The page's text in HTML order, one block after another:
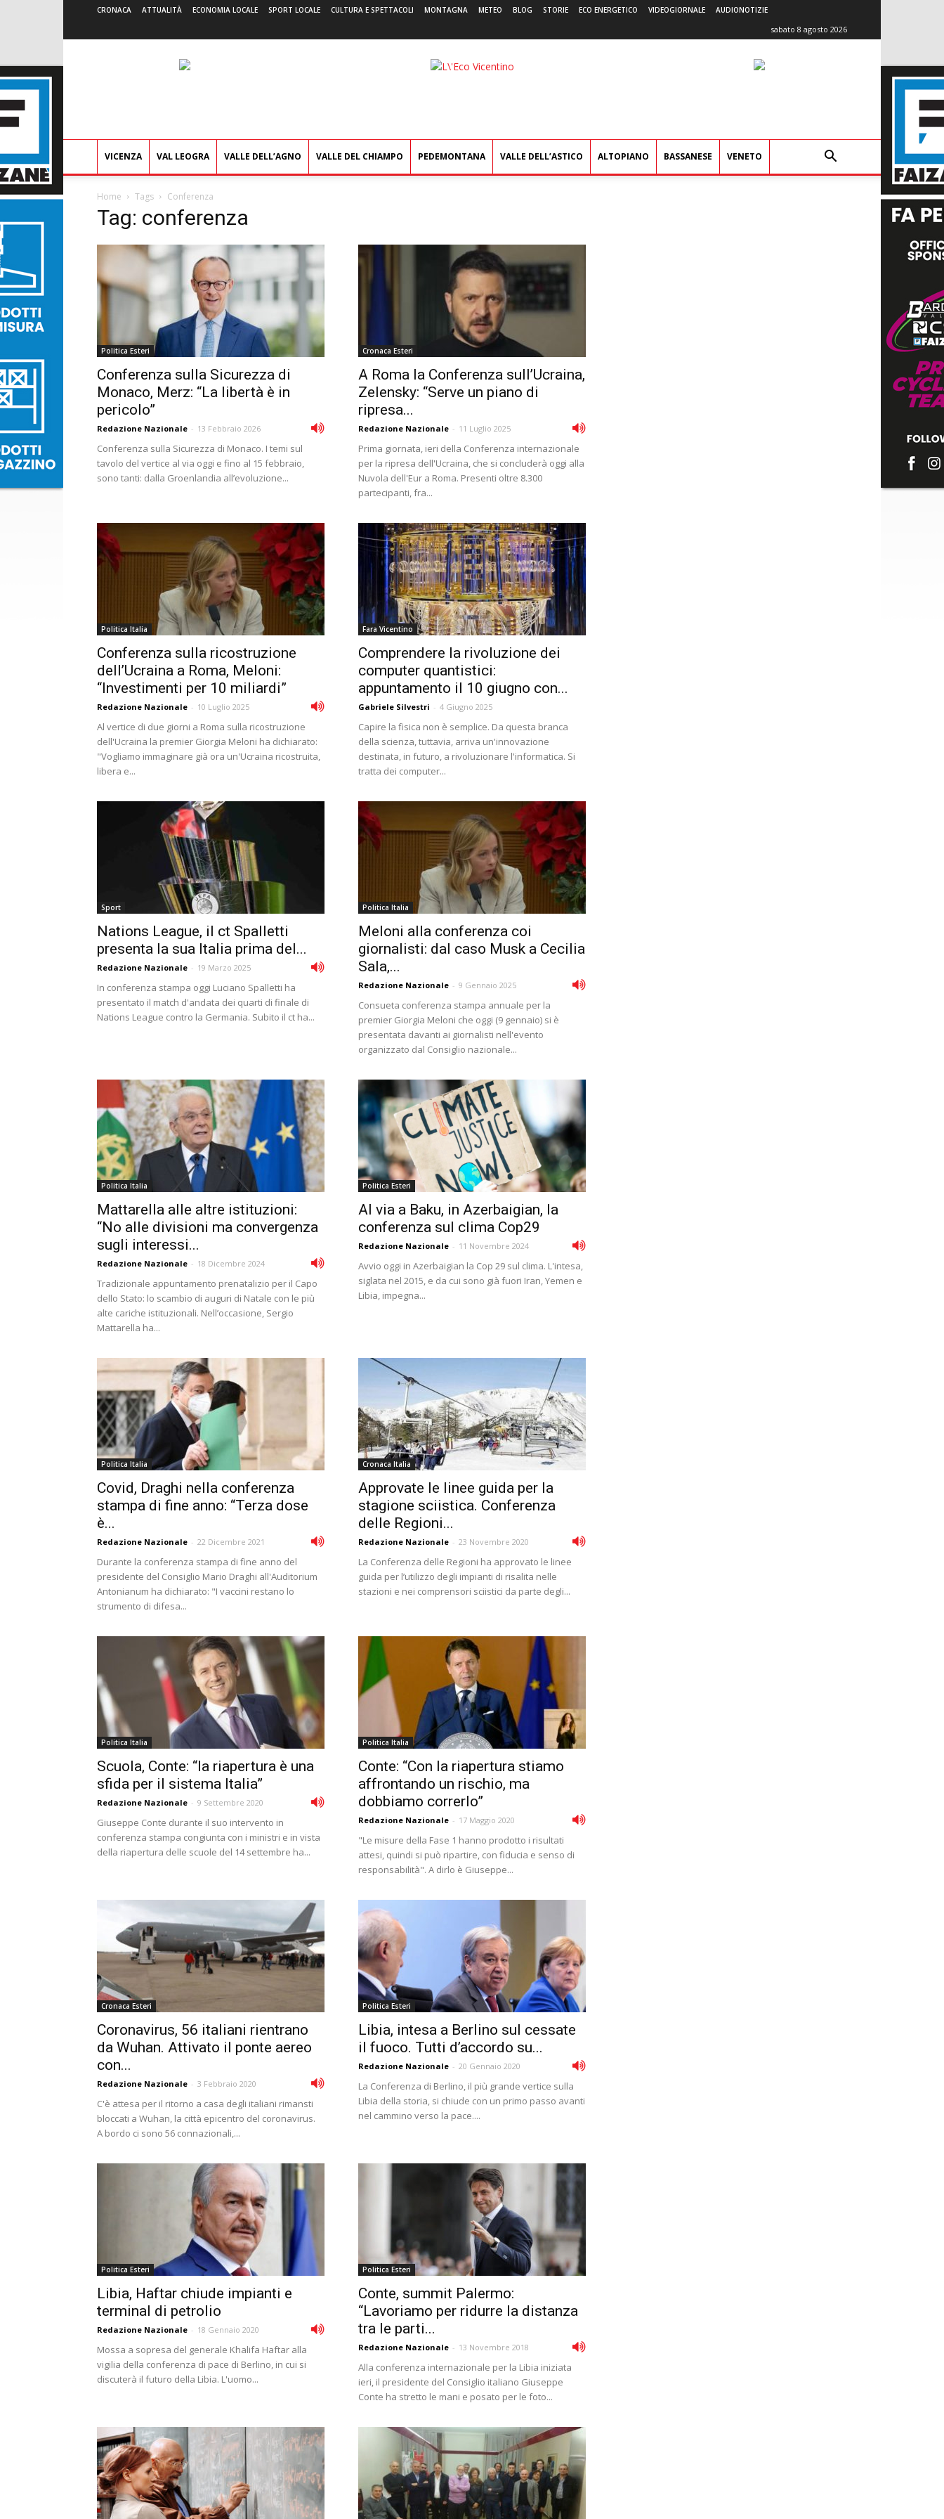
CRONACA ATTUALITÀ ECONOMIA LOCALE SPORT LOCALE CULTURA E SPETTACOLI MONTAGNA METEO BLOG STORIE ECO ENERGETICO VIDEOGIORNALE AUDIONOTIZIE
sabato 8 agosto 2026
L'Eco
VICENZA VAL LEOGRA VALLE DELL’AGNO VALLE DEL CHIAMPO PEDEMONTANA VALLE DELL’ASTICO ALTOPIANO BASSANESE VENETO
Home Tags Conferenza
Tag: conferenza
Politica Esteri
Conferenza sulla Sicurezza di
Monaco, Merz: “La libertà è in
pericolo”
Redazione Nazionale - 13 Febbraio 2026
Conferenza sulla Sicurezza di Monaco. I temi sul
tavolo del vertice al via oggi e fino al 15 febbraio,
sono tanti: dalla Groenlandia all’evoluzione...
Cronaca Esteri
A Roma la Conferenza sull’Ucraina,
Zelensky: “Serve un piano di
ripresa...
Redazione Nazionale - 11 Luglio 2025
Prima giornata, ieri della Conferenza internazionale
per la ripresa dell'Ucraina, che si concluderà oggi alla
Nuvola dell'Eur a Roma. Presenti oltre 8.300
partecipanti, fra...
Politica Italia
Conferenza sulla ricostruzione
dell’Ucraina a Roma, Meloni:
“Investimenti per 10 miliardi”
Redazione Nazionale - 10 Luglio 2025
Al vertice di due giorni a Roma sulla ricostruzione
dell'Ucraina la premier Giorgia Meloni ha dichiarato:
"Vogliamo immaginare già ora un'Ucraina ricostruita,
libera e...
Fara Vicentino
Comprendere la rivoluzione dei
computer quantistici:
appuntamento il 10 giugno con...
Gabriele Silvestri - 4 Giugno 2025
Capire la fisica non è semplice. Da questa branca
della scienza, tuttavia, arriva un'innovazione
destinata, in futuro, a rivoluzionare l'informatica. Si
tratta dei computer...
Sport
Nations League, il ct Spalletti
presenta la sua Italia prima del...
Redazione Nazionale - 19 Marzo 2025
In conferenza stampa oggi Luciano Spalletti ha
presentato il match d'andata dei quarti di finale di
Nations League contro la Germania. Subito il ct ha...
Politica Italia
Meloni alla conferenza coi
giornalisti: dal caso Musk a Cecilia
Sala,...
Redazione Nazionale - 9 Gennaio 2025
Consueta conferenza stampa annuale per la
premier Giorgia Meloni che oggi (9 gennaio) si è
presentata davanti ai giornalisti nell'evento
organizzato dal Consiglio nazionale...
Politica Italia
Mattarella alle altre istituzioni:
“No alle divisioni ma convergenza
sugli interessi...
Redazione Nazionale - 18 Dicembre 2024
Tradizionale appuntamento prenatalizio per il Capo
dello Stato: lo scambio di auguri di Natale con le più
alte cariche istituzionali. Nell’occasione, Sergio
Mattarella ha...
Politica Esteri
Al via a Baku, in Azerbaigian, la
conferenza sul clima Cop29
Redazione Nazionale - 11 Novembre 2024
Avvio oggi in Azerbaigian la Cop 29 sul clima. L'intesa,
siglata nel 2015, e da cui sono già fuori Iran, Yemen e
Libia, impegna...
Politica Italia
Covid, Draghi nella conferenza
stampa di fine anno: “Terza dose
è...
Redazione Nazionale - 22 Dicembre 2021
Durante la conferenza stampa di fine anno del
presidente del Consiglio Mario Draghi all'Auditorium
Antonianum ha dichiarato: "I vaccini restano lo
strumento di difesa...
Cronaca Italia
Approvate le linee guida per la
stagione sciistica. Conferenza
delle Regioni...
Redazione Nazionale - 23 Novembre 2020
La Conferenza delle Regioni ha approvato le linee
guida per l’utilizzo degli impianti di risalita nelle
stazioni e nei comprensori sciistici da parte degli...
Politica Italia
Scuola, Conte: “la riapertura è una
sfida per il sistema Italia”
Redazione Nazionale - 9 Settembre 2020
Giuseppe Conte durante il suo intervento in
conferenza stampa congiunta con i ministri e in vista
della riapertura delle scuole del 14 settembre ha...
Politica Italia
Conte: “Con la riapertura stiamo
affrontando un rischio, ma
dobbiamo correrlo”
Redazione Nazionale - 17 Maggio 2020
"Le misure della Fase 1 hanno prodotto i risultati
attesi, quindi si può ripartire, con fiducia e senso di
responsabilità". A dirlo è Giuseppe...
Cronaca Esteri
Coronavirus, 56 italiani rientrano
da Wuhan. Attivato il ponte aereo
con...
Redazione Nazionale - 3 Febbraio 2020
C'è attesa per il ritorno a casa degli italiani rimansti
bloccati a Wuhan, la città epicentro del coronavirus.
A bordo ci sono 56 connazionali,...
Politica Esteri
Libia, intesa a Berlino sul cessate
il fuoco. Tutti d’accordo su...
Redazione Nazionale - 20 Gennaio 2020
La Conferenza di Berlino, il più grande vertice sulla
Libia della storia, si chiude con un primo passo avanti
nel cammino verso la pace....
Politica Esteri
Libia, Haftar chiude impianti e
terminal di petrolio
Redazione Nazionale - 18 Gennaio 2020
Mossa a sopresa del generale Khalifa Haftar alla
vigilia della conferenza di pace di Berlino, in cui si
discuterà il futuro della Libia. L'uomo...
Politica Esteri
Conte, summit Palermo:
“Lavoriamo per ridurre la distanza
tra le parti...
Redazione Nazionale - 13 Novembre 2018
Alla conferenza internazionale per la Libia iniziata
ieri, il presidente del Consiglio italiano Giuseppe
Conte ha stretto le mani e posato per le foto...